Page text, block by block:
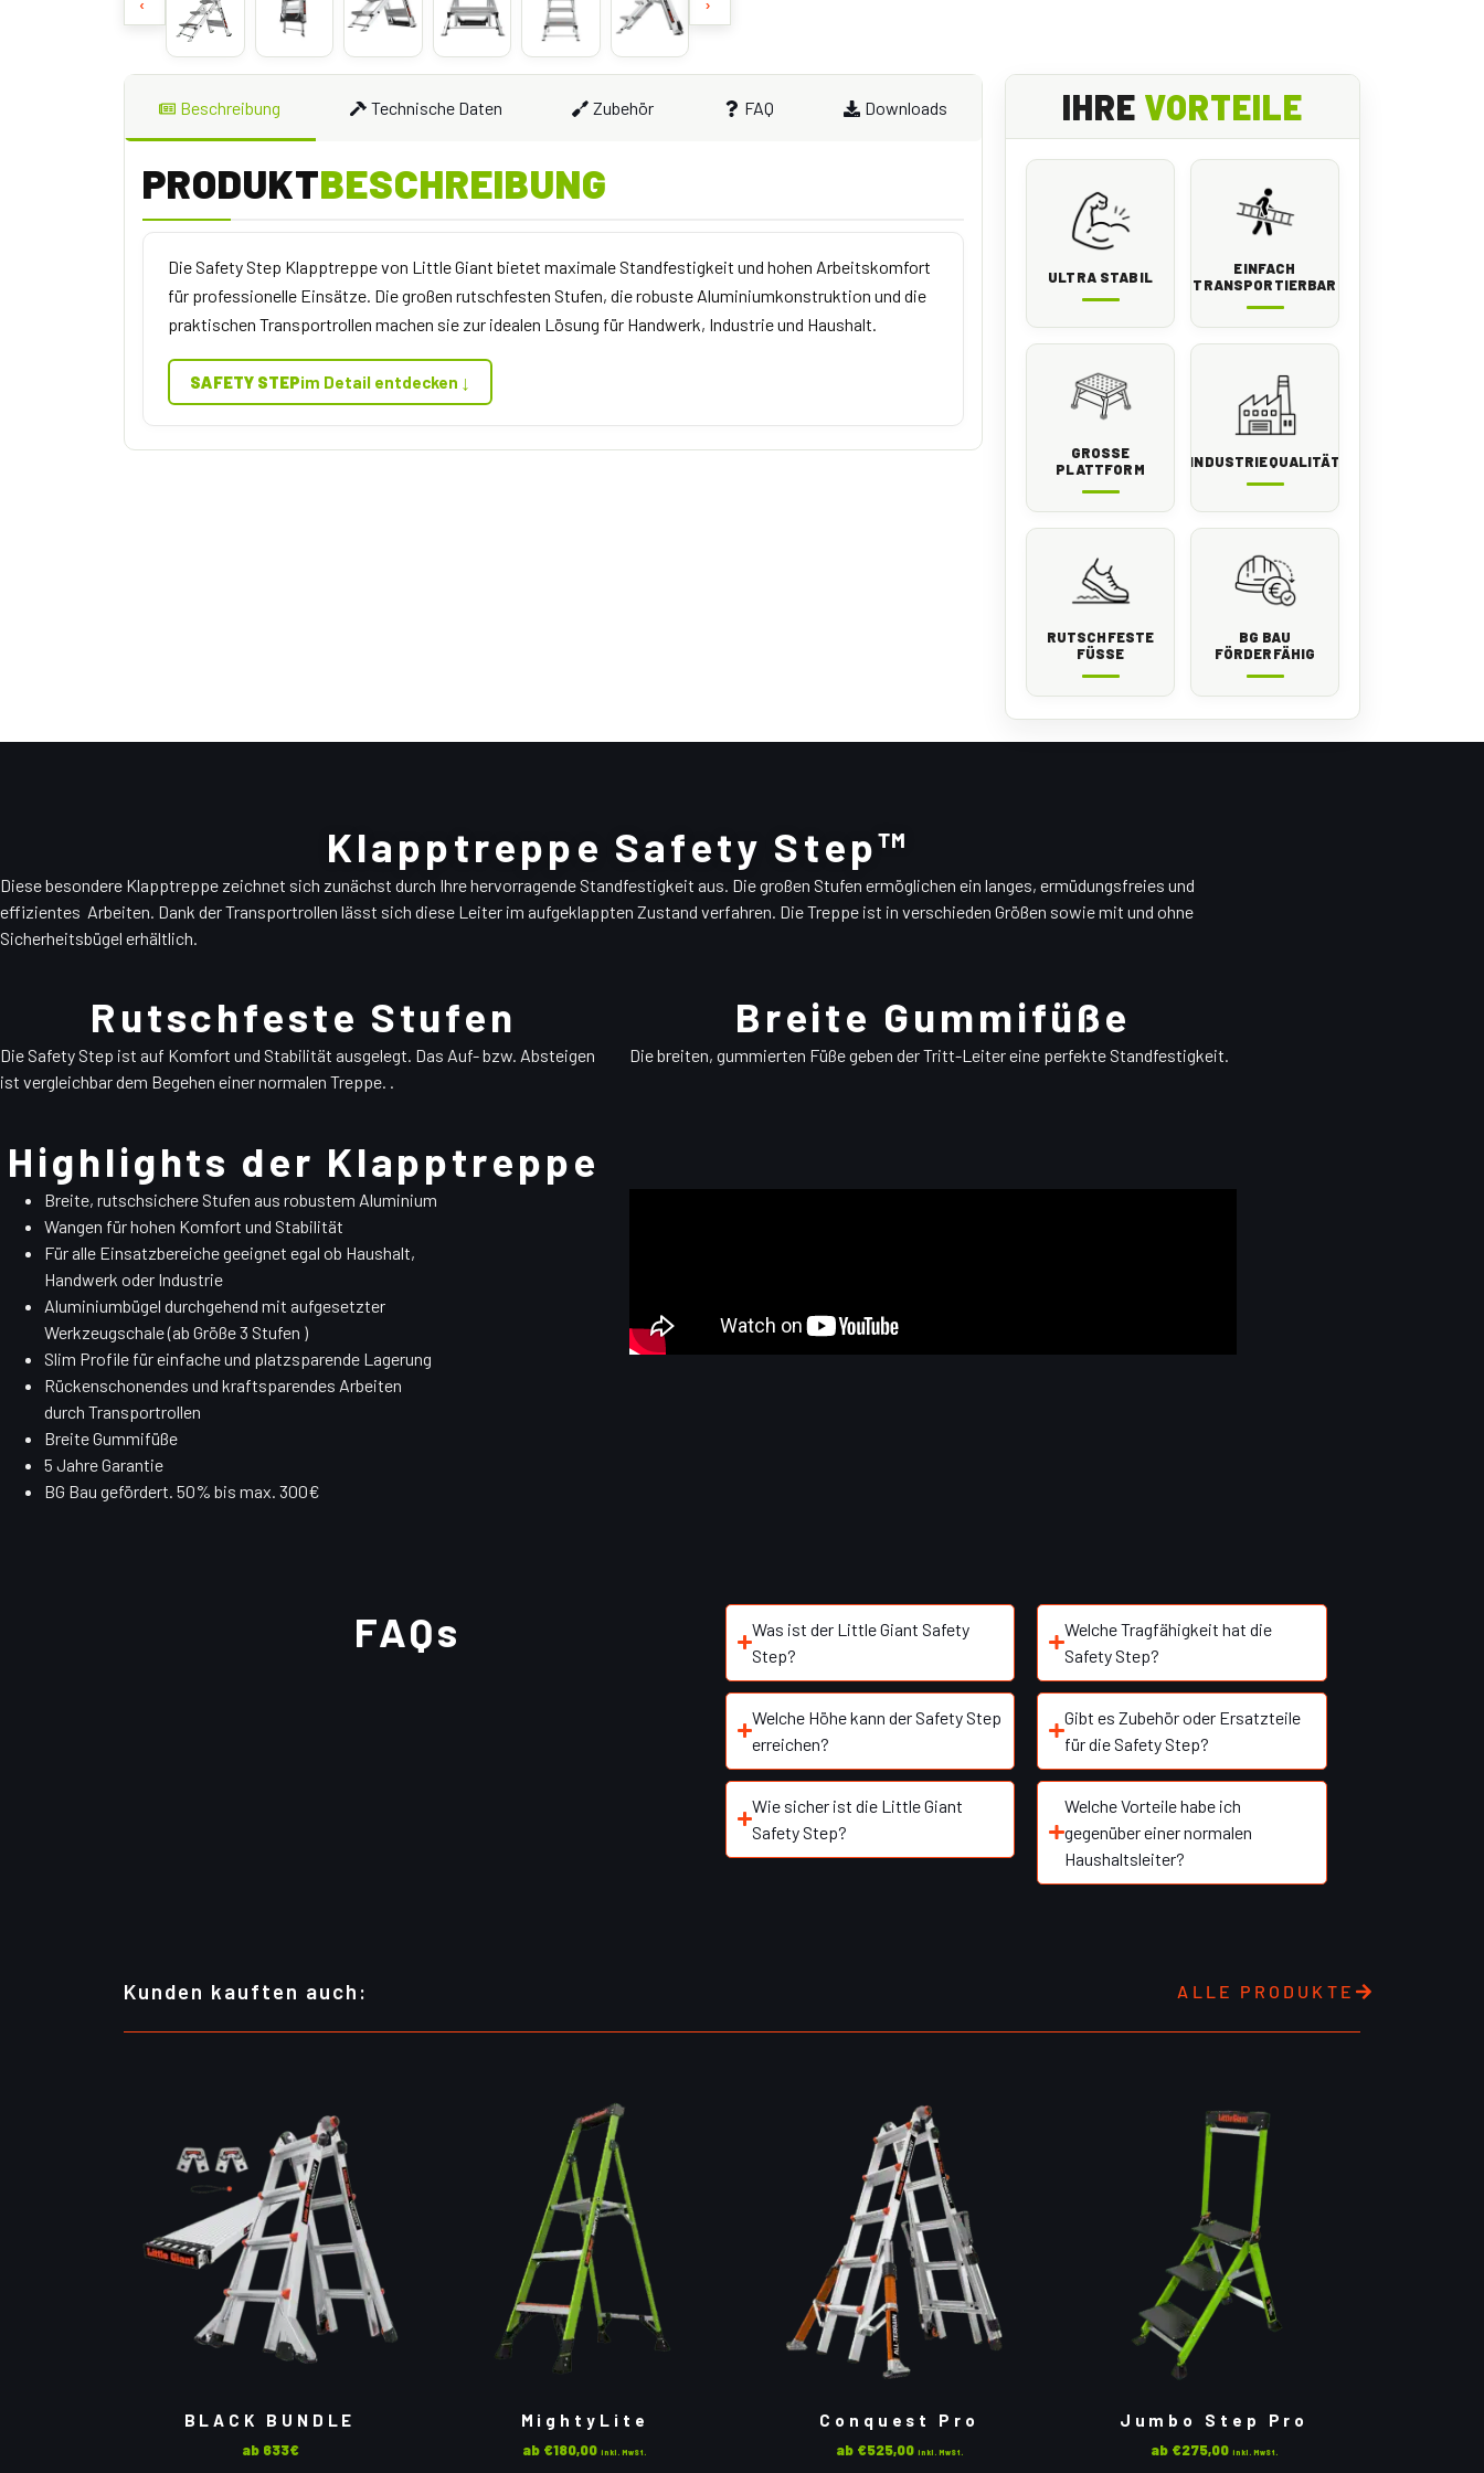
Beschreibung Technische Daten Zubehör FAQ Downloads
PRODUKTBESCHREIBUNG
Die Safety Step Klapptreppe von Little Giant bietet maximale Standfestigkeit und hohen Arbeitskomfort
für professionelle Einsätze. Die großen rutschfesten Stufen, die robuste Aluminiumkonstruktion und die
praktischen Transportrollen machen sie zur idealen Lösung für Handwerk, Industrie und Haushalt.
SAFETY STEPim Detail entdecken ↓
IHRE VORTEILE
ULTRA STABIL
EINFACH
TRANSPORTIERBAR
GROSSE P
LATTFORM
INDUSTRIEQUALITÄT
RUTSCHFESTE
FÜSSE
BG BAU
FÖRDERFÄHIG
Klapptreppe Safety Step™
Diese besondere Klapptreppe zeichnet sich zunächst durch Ihre hervorragende Standfestigkeit aus. Die großen Stufen ermöglichen ein langes, ermüdungsfreies und
effizientes Arbeiten. Dank der Transportrollen lässt sich diese Leiter im aufgeklappten Zustand verfahren. Die Treppe ist in verschieden Größen sowie mit und ohne
Sicherheitsbügel erhältlich.
Rutschfeste Stufen
Die Safety Step ist auf Komfort und Stabilität ausgelegt. Das Auf- bzw. Absteigen
ist vergleichbar dem Begehen einer normalen Treppe. .
Breite Gummifüße
Die breiten, gummierten Füße geben der Tritt-Leiter eine perfekte Standfestigkeit.
Highlights der Klapptreppe
Breite, rutschsichere Stufen aus robustem Aluminium
Wangen für hohen Komfort und Stabilität
Für alle Einsatzbereiche geeignet egal ob Haushalt,
Handwerk oder Industrie
Aluminiumbügel durchgehend mit aufgesetzter
Werkzeugschale (ab Größe 3 Stufen )
Slim Profile für einfache und platzsparende Lagerung
Rückenschonendes und kraftsparendes Arbeiten
durch Transportrollen
Breite Gummifüße
5 Jahre Garantie
BG Bau gefördert. 50% bis max. 300€
FAQs
Was ist der Little Giant Safety
Step?
Welche Höhe kann der Safety Step
erreichen?
Wie sicher ist die Little Giant
Safety Step?
Welche Tragfähigkeit hat die
Safety Step?
Gibt es Zubehör oder Ersatzteile
für die Safety Step?
Welche Vorteile habe ich
gegenüber einer normalen
Haushaltsleiter?
Kunden kauften auch: ALLE PRODUKTE
BLACK BUNDLE
ab 633€
MightyLite
ab €180,00 inkl. MwSt.
Conquest Pro
ab €525,00 inkl. MwSt.
Jumbo Step Pro
ab €275,00 inkl. MwSt.